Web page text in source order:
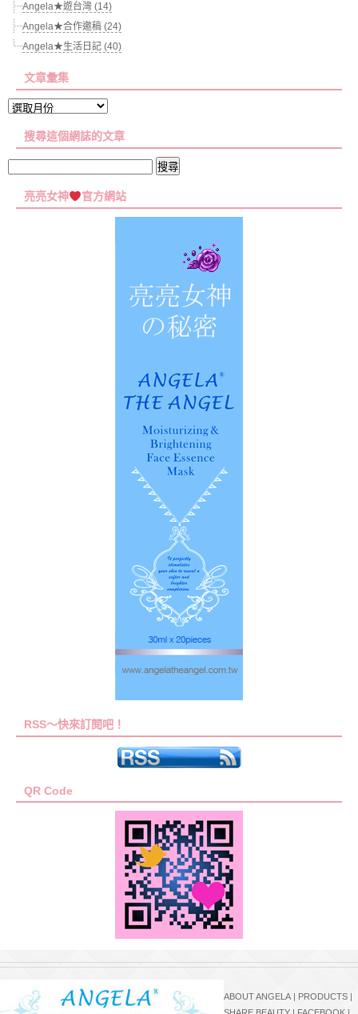
Angela★遊台灣 (14)
Angela★合作邀稿 (24)
Angela★生活日記 (40)
文章彙集
文
彙
搜尋這個網誌的文章
關
亮亮女神 官方網站
RSS～快來訂閱吧！
QR Code
ABOUT ANGELA PRODUCTS